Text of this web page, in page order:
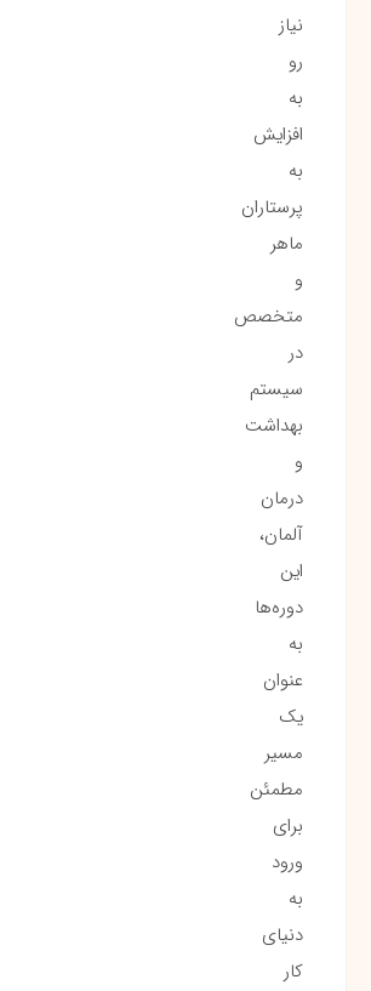
نیاز
رو
به
افزایش
به
پرستاران
ماهر
و
متخصص
در
سیستم
بهداشت
و
درمان
آلمان،
این
دوره‌ها
به
عنوان
یک
مسیر
مطمئن
برای
ورود
به
دنیای
کار